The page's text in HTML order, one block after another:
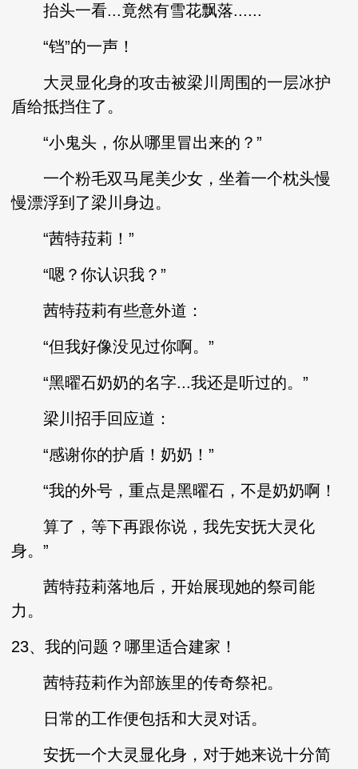
抬头一看...竟然有雪花飘落......
“铛”的一声！
大灵显化身的攻击被梁川周围的一层冰护
盾给抵挡住了。
“小鬼头，你从哪里冒出来的？”
一个粉毛双马尾美少女，坐着一个枕头慢
慢漂浮到了梁川身边。
“茜特菈莉！”
“嗯？你认识我？”
茜特菈莉有些意外道：
“但我好像没见过你啊。”
“黑曜石奶奶的名字...我还是听过的。”
梁川招手回应道：
“感谢你的护盾！奶奶！”
“我的外号，重点是黑曜石，不是奶奶啊！
算了，等下再跟你说，我先安抚大灵化
身。”
茜特菈莉落地后，开始展现她的祭司能
力。
23、我的问题？哪里适合建家！
茜特菈莉作为部族里的传奇祭祀。
日常的工作便包括和大灵对话。
安抚一个大灵显化身，对于她来说十分简